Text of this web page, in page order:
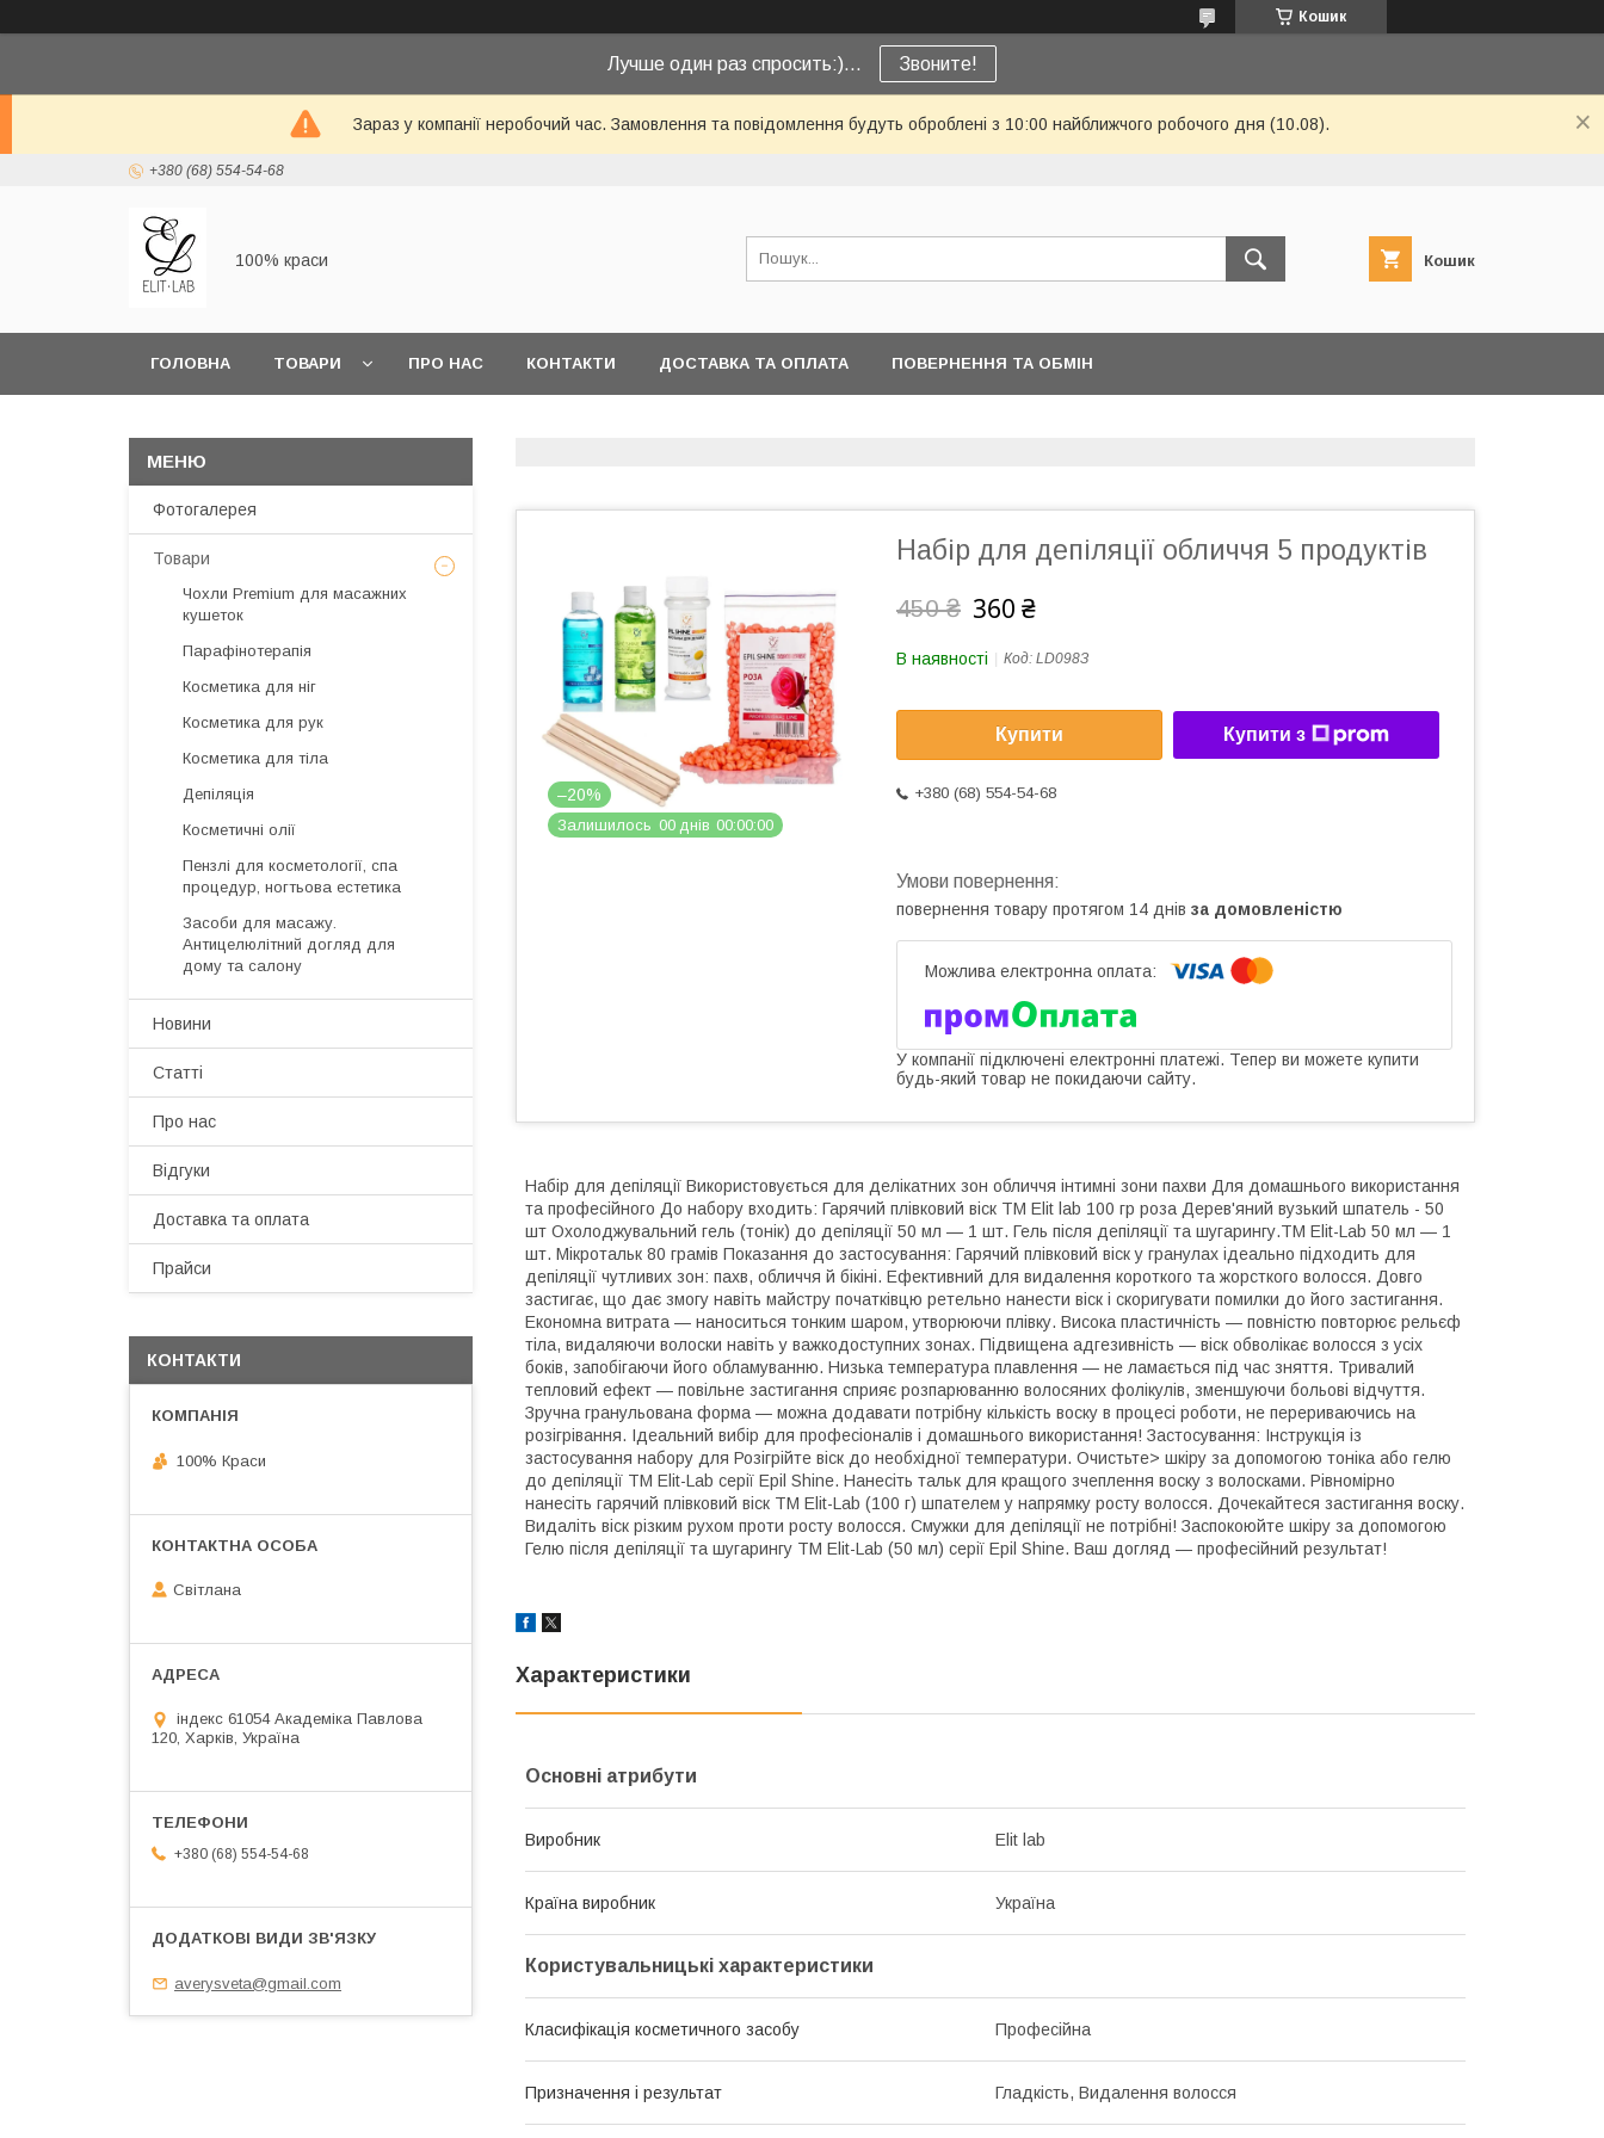
Кошик
Лучше один раз спросить:)... Звоните!
Зараз у компанії неробочий час. Замовлення та повідомлення будуть оброблені з 10:00 найближчого робочого дня (10.08).
+380 (68) 554-54-68
100% краси Кошик
ГОЛОВНА ТОВАРИ ПРО НАС КОНТАКТИ ДОСТАВКА ТА ОПЛАТА ПОВЕРНЕННЯ ТА ОБМІН
–20%
Залишилось 00 днів 00 00 00
Набір для депіляції обличчя 5 продуктів
450 ₴ 360 ₴
В наявності Код: LD098З
Купити Купити з
+380 (68) 554-54-68
повернення товару протягом 14 днів за домовленістю
У компанії підключені електронні платежі. Тепер ви можете купити
будь-який товар не покидаючи сайту.
Набір для депіляції Використовується для делікатних зон обличчя інтимні зони пахви Для домашнього використання
та професійного До набору входить: Гарячий плівковий віск TM Elit lab 100 гр роза Дерев'яний вузький шпатель - 50
шт Охолоджувальний гель (тонік) до депіляції 50 мл — 1 шт. Гель після депіляції та шугарингу.ТМ Elit-Lab 50 мл — 1
шт. Мікротальк 80 грамів Показання до застосування: Гарячий плівковий віск у гранулах ідеально підходить для
депіляції чутливих зон: пахв, обличчя й бікіні. Ефективний для видалення короткого та жорсткого волосся. Довго
застигає, що дає змогу навіть майстру початківцю ретельно нанести віск і скоригувати помилки до його застигання.
Економна витрата — наноситься тонким шаром, утворюючи плівку. Висока пластичність — повністю повторює рельєф
тіла, видаляючи волоски навіть у важкодоступних зонах. Підвищена адгезивність — віск обволікає волосся з усіх
боків, запобігаючи його обламуванню. Низька температура плавлення — не ламається під час зняття. Тривалий
тепловий ефект — повільне застигання сприяє розпарюванню волосяних фолікулів, зменшуючи больові відчуття.
Зручна гранульована форма — можна додавати потрібну кількість воску в процесі роботи, не перериваючись на
розігрівання. Ідеальний вибір для професіоналів і домашнього використання! Застосування: Інструкція із
застосування набору для Розігрійте віск до необхідної температури. Очистьте> шкіру за допомогою тоніка або гелю
до депіляції TM Elit-Lab серії Epil Shine. Нанесіть тальк для кращого зчеплення воску з волосками. Рівномірно
нанесіть гарячий плівковий віск TM Elit-Lab (100 г) шпателем у напрямку росту волосся. Дочекайтеся застигання воску.
Видаліть віск різким рухом проти росту волосся. Смужки для депіляції не потрібні! Заспокоюйте шкіру за допомогою
Гелю після депіляції та шугарингу TM Elit-Lab (50 мл) серії Epil Shine. Ваш догляд — професійний результат!
Характеристики
Основні атрибути
Виробник Elit lab
Країна виробник Україна
Користувальницькі характеристики
Класифікація косметичного засобу Професійна
Призначення і результат Гладкість, Видалення волосся
Фотогалерея
Товари
Чохли Premium для масажних
кушеток
Парафінотерапія
Косметика для ніг
Косметика для рук
Косметика для тіла
Депіляція
Косметичні олії
Пензлі для косметології, спа
процедур, ногтьова естетика
Засоби для масажу.
Антицелюлітний догляд для
дому та салону
Новини
Статті
Про нас
Відгуки
Доставка та оплата
Прайси
КОНТАКТИ
100% Краси
Світлана
індекс 61054 Академіка Павлова
120, Харків, Україна
+380 (68) 554-54-68
averysveta@gmail.com